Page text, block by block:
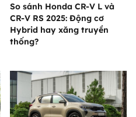
So sánh Honda CR-V L và
CR-V RS 2025: Động cơ
Hybrid hay xăng truyền
thống?